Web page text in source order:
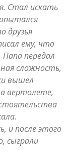
Стал искать
друзья
ему, что
передал
сложность,
вышел
вертолете,
и после этого
сыграли